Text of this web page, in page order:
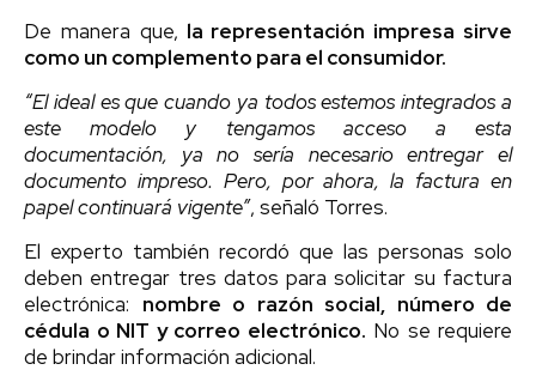
De manera que, la representación impresa sirve
como un complemento para el consumidor.
“El ideal es que cuando ya todos estemos integrados a
este modelo y tengamos acceso a esta
documentación, ya no sería necesario entregar el
documento impreso. Pero, por ahora, la factura en
papel continuará vigente”, señaló Torres.
El experto también recordó que las personas solo
deben entregar tres datos para solicitar su factura
electrónica: nombre o razón social, número de
cédula o NIT y correo electrónico. No se requiere
de brindar información adicional.